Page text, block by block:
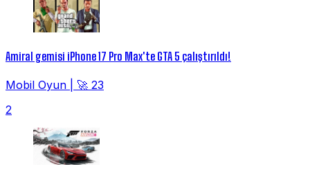
Amiral gemisi iPhone 17 Pro Max'te GTA 5 çalıştırıldı!
Mobil Oyun
🚀 23
2